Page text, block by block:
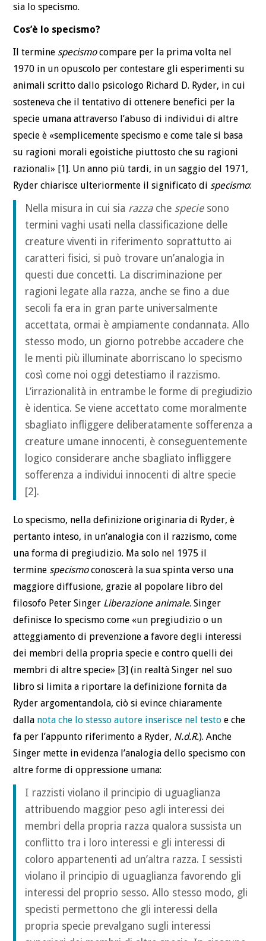
sia lo specismo.
Cos’è lo specismo?
Il termine specismocompare per la prima volta nel
1970 in un opuscolo per contestare gli esperimenti su
animali scritto dallo psicologo Richard D. Ryder, in cui
sosteneva che il tentativo di ottenere benefici per la
specie umana attraverso l’abuso di individui di altre
specie è «semplicemente specismo e come tale si basa
su ragioni morali egoistiche piuttosto che su ragioni
razionali» [1]. Un anno più tardi, in un saggio del 1971,
Ryder chiarisce ulteriormente il significato di specismo:
Nella misura in cui sia razzache speciesono
termini vaghi usati nella classificazione delle
creature viventi in riferimento soprattutto ai
caratteri fisici, si può trovare un’analogia in
questi due concetti. La discriminazione per
ragioni legate alla razza, anche se fino a due
secoli fa era in gran parte universalmente
accettata, ormai è ampiamente condannata. Allo
stesso modo, un giorno potrebbe accadere che
le menti più illuminate aborriscano lo specismo
così come noi oggi detestiamo il razzismo.
L’irrazionalità in entrambe le forme di pregiudizio
è identica. Se viene accettato come moralmente
sbagliato infliggere deliberatamente sofferenza a
creature umane innocenti, è conseguentemente
logico considerare anche sbagliato infliggere
sofferenza a individui innocenti di altre specie
[2].
Lo specismo, nella definizione originaria di Ryder, è
pertanto inteso, in un’analogia con il razzismo, come
una forma di pregiudizio. Ma solo nel 1975 il
termine specismoconoscerà la sua spinta verso una
maggiore diffusione, grazie al popolare libro del
filosofo Peter Singer Liberazione animale. Singer
definisce lo specismo come «un pregiudizio o un
atteggiamento di prevenzione a favore degli interessi
dei membri della propria specie e contro quelli dei
membri di altre specie» [3] (in realtà Singer nel suo
libro si limita a riportare la definizione fornita da
Ryder argomentandola, ciò si evince chiaramente
dalla nota che lo stesso autore inserisce nel testo e che
fa per l’appunto riferimento a Ryder, N.d.R.). Anche
Singer mette in evidenza l’analogia dello specismo con
altre forme di oppressione umana:
I razzisti violano il principio di uguaglianza
attribuendo maggior peso agli interessi dei
membri della propria razza qualora sussista un
conflitto tra i loro interessi e gli interessi di
coloro appartenenti ad un’altra razza. I sessisti
violano il principio di uguaglianza favorendo gli
interessi del proprio sesso. Allo stesso modo, gli
specisti permettono che gli interessi della
propria specie prevalgano sugli interessi